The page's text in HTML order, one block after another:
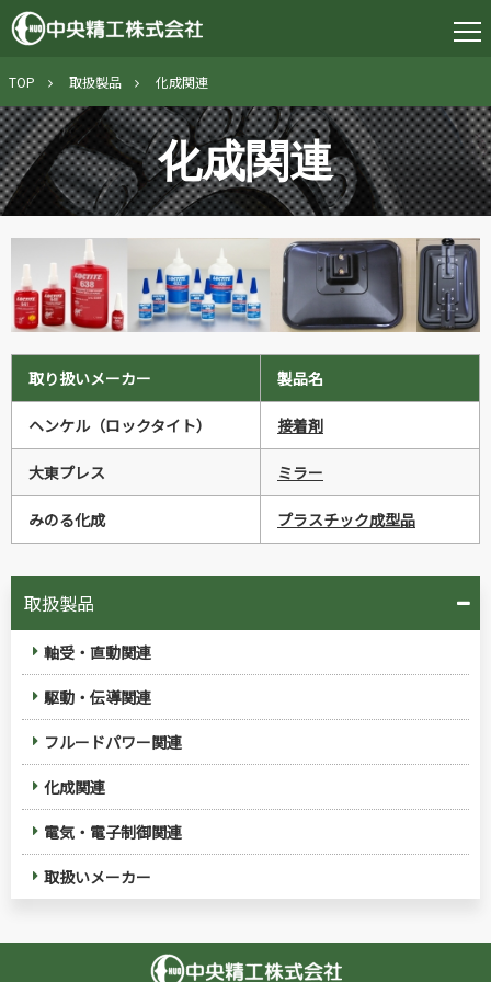
TOP 取扱製品 化成関連
化成関連
取り扱いメーカー 製品名
ヘンケル（ロックタイト） 接着剤
大東プレス ミラー
みのる化成 プラスチック成型品
取扱製品
軸受・直動関連
駆動・伝導関連
フルードパワー関連
化成関連
電気・電子制御関連
取扱いメーカー